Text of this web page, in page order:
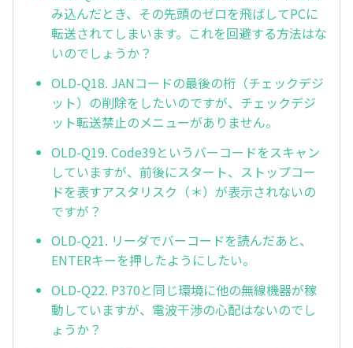
み込んだとき、その先頭のゼロを飛ばしてPCに
転送されてしまいます。これを回避する方法はな
いのでしょうか？
OLD-Q18. JANコードの最後の桁（チェックデジ
ット）の削除をしたいのですが、チェックデジ
ット転送禁止のメニューがありません。
OLD-Q19. Code39というバーコードをスキャン
していますが、前後にスタート、ストップコー
ドを表すアスタリスク（＊）が表示されないの
ですが？
OLD-Q21. リーダでバーコードを読んだあと、
ENTERキーを押したようにしたい。
OLD-Q22. P370と同じ環境に他の無線機器が稼
動していますが、電波干渉の心配はないのでし
ょうか？